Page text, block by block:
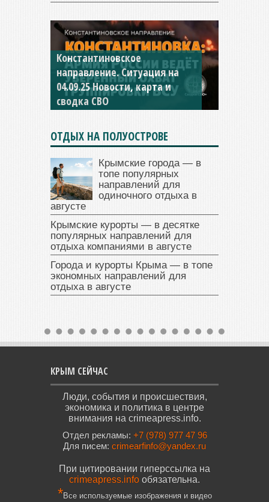
Константиновское
направление. Ситуация на
04.09.25 Новости, карта и
сводка СВО
ОТДЫХ НА ПОЛУОСТРОВЕ
Крымские города — в
топе популярных
направлений для
одиночного отдыха в
августе
Крымские курорты — в десятке
популярных направлений для
отдыха компаниями в августе
Города и курорты Крыма — в топе
экономных направлений для
отдыха в августе
КРЫМ СЕЙЧАС
Люди, события и происшествия,
экономика и политика в центре
внимания на crimeapress.info.
Отдел рекламы: +7 (978) 977 47 96
Для писем: crimearfinfo@yandex.ru
При цитировании гиперссылка на
crimeapress.info обязательна.
*Все используемые изображения и видео